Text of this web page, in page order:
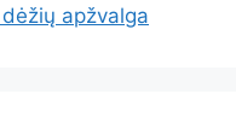
dėžių apžvalga